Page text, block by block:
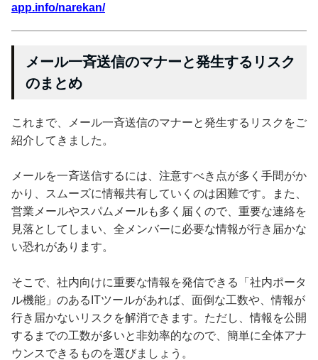
app.info/narekan/
メール一斉送信のマナーと発生するリスク
のまとめ
これまで、メール一斉送信のマナーと発生するリスクをご
紹介してきました。
メールを一斉送信するには、注意すべき点が多く手間がか
かり、スムーズに情報共有していくのは困難です。また、
営業メールやスパムメールも多く届くので、重要な連絡を
見落としてしまい、全メンバーに必要な情報が行き届かな
い恐れがあります。
そこで、社内向けに重要な情報を発信できる「社内ポータ
ル機能」のあるITツールがあれば、面倒な工数や、情報が
行き届かないリスクを解消できます。ただし、情報を公開
するまでの工数が多いと非効率的なので、簡単に全体アナ
ウンスできるものを選びましょう。